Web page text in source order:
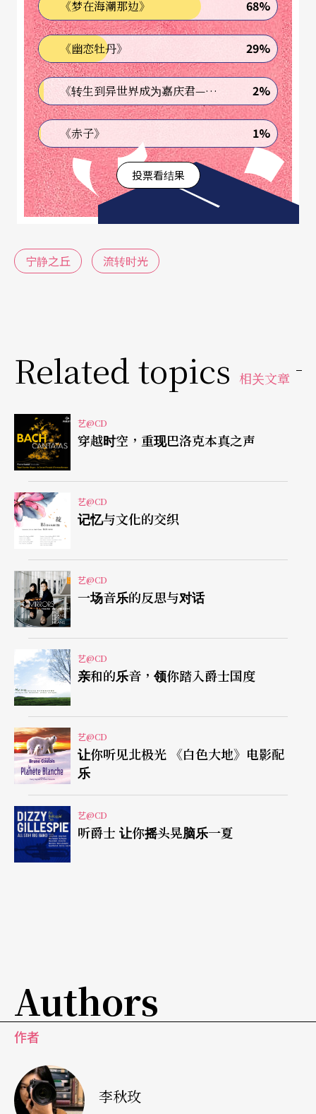
并没有因为太多线条性的走向而抢掉主旋律的光
芒。乐曲的情绪缓慢地推移，让聆听者就像漂浮在
音符上一般。〈心声〉以旋律的停顿来刻意营造留
白，一反四平八稳的分解和弦模式、音域也较广。
中断部分高音域若有似无的即兴像是在远方呢喃，
而后段又回到起头的乐段相互呼应。最后隐喻的心
跳声连续地催促，结尾不停留到主音上，引发无限
开放空间。〈故事的结局〉开头明确地带出类似怀
旧的歌谣，中间穿插著不同的发展，但不变的是这
首歌曲的重复歌咏。直到最后的尾声又以简单的配
器重复一次作结尾，让这首歌曲深刻地停留在脑海
富的画面。
一本用诗和音乐编起来的书
「这张CD不是歌集，是一本书。是一本用诗和音乐
编起来的书。」陈维斌，并不是歌手、更不是偶像
明星，而是一位在日本执业的牙科医生。但去国多
年，他始终未能忘情于音乐与文学，因此用医生的
角度，将他离开故乡的心情及前半生的故事写进歌
曲中。细腻的文字与观察，让这张《流转时光》从
第一首歌曲就令人感动。〈心音〉，是他身为医生
的角色，从倾听病人的心跳声开展，串起连结母
语、母亲、大地之母，到宇宙星云、爱情……直到
歌曲结尾模仿的心跳声，让聆听者的心也跟著颤
动。〈飞机云〉在最开头加进了飞机起飞的声响，
从低而高的声音有著久别游子思念故乡的那种复杂
又激动的心情。歌词中，飞机在天空画下白色的一
道线，也将他的人生切成故乡和彼岸的两端，相当
贴切地刻画著去国的忧伤。〈樱花进行曲〉带有点
诙谐和嘲讽意味，前奏用旧广播收音机传来爵士钢
琴怀旧的味道，以模拟古筝的声音作伴奏，歌词夹
杂一点日文，写著异国的生活经验及打拼的梦想。
曲〉之外，更有吕泉生老师高达八十六岁时，为
〈老朋友〉谱曲，也许成为他最后的遗世之作，以
及陈维斌本人演唱的DVD影片。
伴随著动人的歌曲，不管你躲在那个街角，任凭时
间在嘴间、在耳边、在身上流逝，感动却永远能留
《梦在海潮那边》 68%
《幽恋牡丹》 29%
《转生到异世界成为嘉庆君—发现我的祖先是诈骗集团!?》 2%
《赤子》 1%
投票看结果
宁静之丘 流转时光
Related topics 相关文章
艺@CD
穿越时空，重现巴洛克本真之声
艺@CD
记忆与文化的交织
艺@CD
一场音乐的反思与对话
艺@CD
亲和的乐音，领你踏入爵士国度
艺@CD
让你听见北极光 《白色大地》电影配
乐
艺@CD
听爵士 让你摇头晃脑乐一夏
Authors
作者
李秋玫